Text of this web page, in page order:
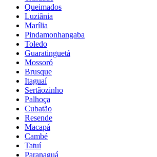
Queimados
Luziânia
Marília
Pindamonhangaba
Toledo
Guaratinguetá
Mossoró
Brusque
Itaguaí
Sertãozinho
Palhoça
Cubatão
Resende
Macapá
Cambé
Tatuí
Paranaguá